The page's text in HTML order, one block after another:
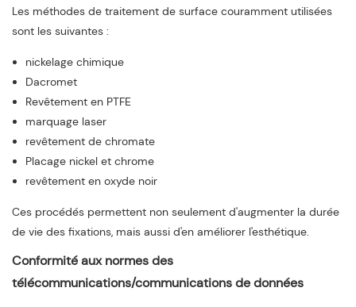
Les méthodes de traitement de surface couramment utilisées
sont les suivantes :
nickelage chimique
Dacromet
Revêtement en PTFE
marquage laser
revêtement de chromate
Placage nickel et chrome
revêtement en oxyde noir
Ces procédés permettent non seulement d'augmenter la durée
de vie des fixations, mais aussi d'en améliorer l'esthétique.
Conformité aux normes des
télécommunications/communications de données